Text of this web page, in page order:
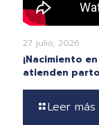
27 julio, 2026
¡Nacimiento
atienden
Leer más